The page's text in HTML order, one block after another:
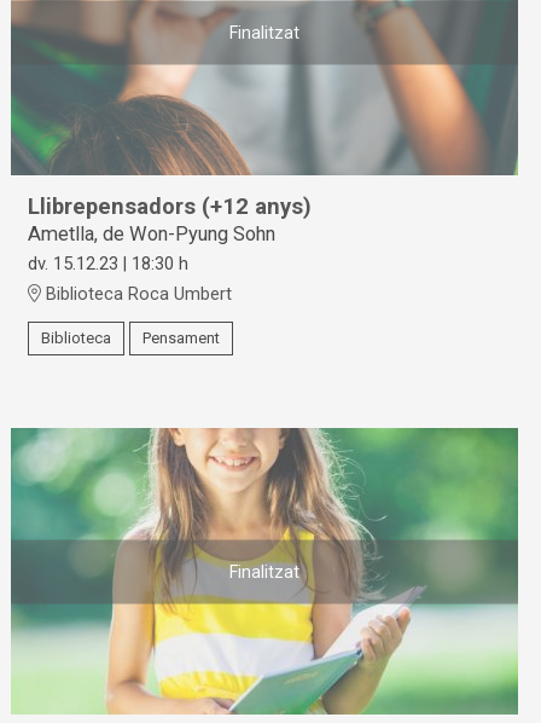
Finalitzat
Llibrepensadors (+12 anys)
Ametlla, de Won-Pyung Sohn
dv. 15.12.23 | 18:30 h
Biblioteca Roca Umbert
Biblioteca Pensament
Finalitzat